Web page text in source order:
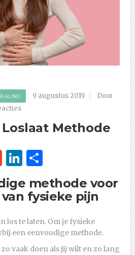
9 augustus 2019
Door
Loslaat Methode
GmailLinkedIn
methode voor
fysieke pijn
los te laten. Om je fysieke
een eenvoudige methode.
vaak doen als jij wilt en zo lang